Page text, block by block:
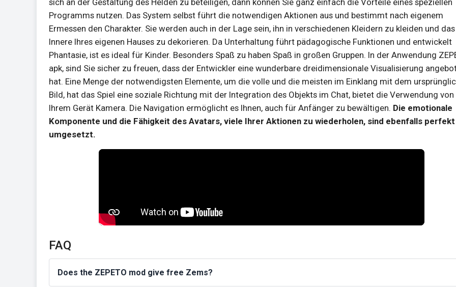
Programms nutzen. Das System selbst führt die notwendigen Aktionen aus und bestimmt nach eigenem
Ermessen den Charakter. Sie werden auch in der Lage sein, ihn in verschiedenen Kleidern zu kleiden und das
Innere Ihres eigenen Hauses zu dekorieren. Da Unterhaltung führt pädagogische Funktionen und entwickelt
Phantasie, ist es ideal für Kinder. Besonders Spaß zu haben Spaß in großen Gruppen. In der Anwendung
apk, sind Sie sicher zu freuen, dass der Entwickler eine wunderbare dreidimensionale Visualisierung
hat. Eine Menge der notwendigsten Elemente, um die volle und die meisten im Einklang mit dem
Bild, hat das Spiel eine soziale Richtung mit der Integration des Objekts im Chat, bietet die Verwendung von
Ihrem Gerät Kamera. Die Navigation ermöglicht es Ihnen, auch für Anfänger zu bewältigen. Die emotionale
Komponente und die Fähigkeit des Avatars, viele Ihrer Aktionen zu wiederholen, sind ebenfalls perfekt
umgesetzt.
FAQ
Does the ZEPETO mod give free Zems?